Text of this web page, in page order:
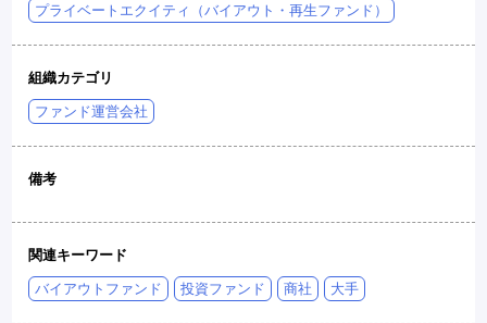
プライベートエクイティ（バイアウト・再生ファンド）
組織カテゴリ
ファンド運営会社
備考
関連キーワード
バイアウトファンド 投資ファンド 商社 大手